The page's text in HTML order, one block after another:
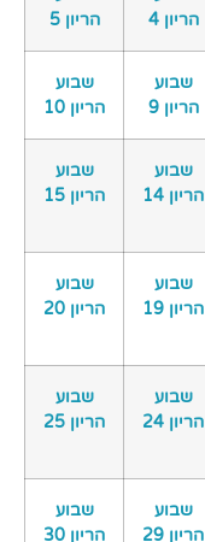
הריון 4
הריון 5
שבוע
הריון 9
שבוע
הריון 10
שבוע
הריון 14
שבוע
הריון 15
שבוע
הריון 19
שבוע
הריון 20
שבוע
הריון 24
שבוע
הריון 25
שבוע
הריון 29
שבוע
הריון 30